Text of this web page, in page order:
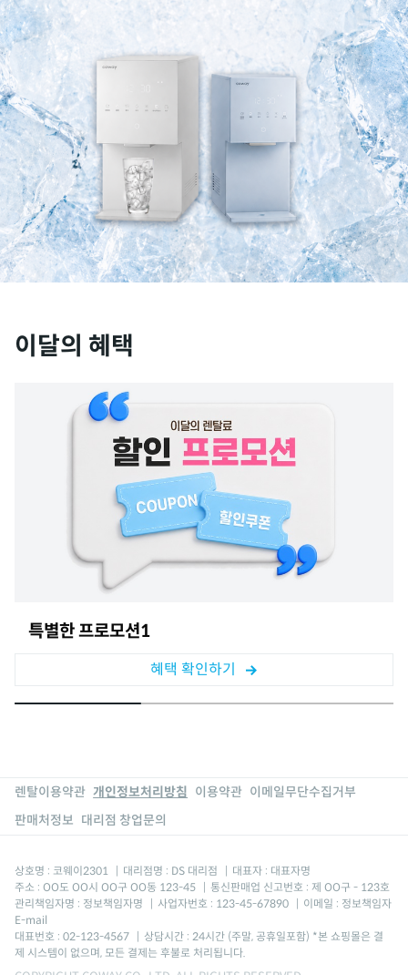
이달의 혜택
특별한 프로모션1
혜택 확인하기
렌탈이용약관 개인정보처리방침 이용약관 이메일무단수집거부
판매처정보 대리점 창업문의
상호명 : 코웨이2301 대리점명 : DS 대리점
대표자 : 대표자명
주소 : OO도 OO시 OO구 OO동 123-45
통신판매업 신고번호 : 제 OO구 - 123호
관리책임자명 : 정보책임자명
사업자번호 : 123-45-67890
이메일 : 정보책임자
E-mail
대표번호 : 02-123-4567
상담시간 : 24시간 (주말, 공휴일포함) *본 쇼핑몰은 결
제 시스템이 없으며, 모든 결제는 후불로 처리됩니다.